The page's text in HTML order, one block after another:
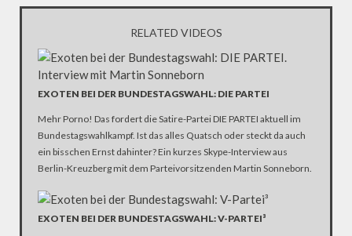
RELATED VIDEOS
EXOTEN BEI DER BUNDESTAGSWAHL: DIE PARTEI
Mehr Porno! Das fordert die Satire-Partei DIE PARTEI aktuell im
Bundestagswahlkampf. Ist das alles Quatsch oder steckt da auch
ein bisschen Ernst dahinter? Ein kurzes Skype-Interview aus
Berlin-Kreuzberg mit dem Parteivorsitzenden Martin Sonneborn.
EXOTEN BEI DER BUNDESTAGSWAHL: V-PARTEI³